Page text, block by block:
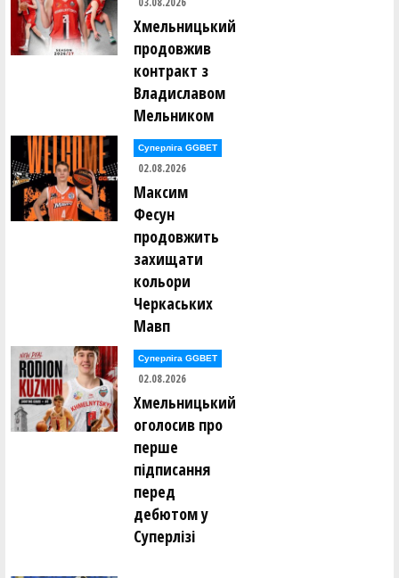
Хмельницький
продовжив
контракт з
Владиславом
Мельником
Суперліга GGBET
02.08.2026
Максим
Фесун
продовжить
захищати
кольори
Черкаських
Мавп
Суперліга GGBET
02.08.2026
Хмельницький
оголосив про
перше
підписання
перед
дебютом у
Суперлізі